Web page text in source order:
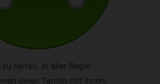
helfen. In aller Regel
einen Termin mit Ihnen.